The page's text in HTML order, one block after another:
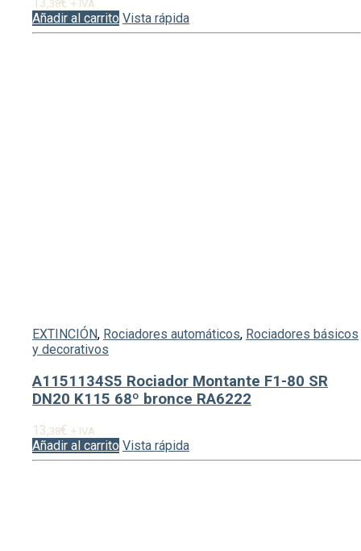
38 + IVA
Añadir al carrito Vista rápida
EXTINCIÓN, Rociadores automáticos, Rociadores básicos
y decorativos
A1151134S5 Rociador Montante F1-80 SR
DN20 K115 68º bronce RA6222
13,38€ + IVA
Añadir al carrito Vista rápida